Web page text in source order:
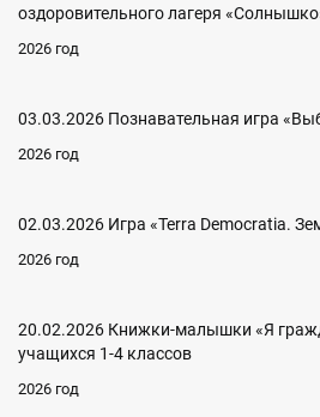
оздоровительного лагеря
2026 год
03.03.2026 Познавательная игра
2026 год
02.03.2026 Игра «Terra Democratia.
2026 год
20.02.2026 Книжки-малышки «Я
учащихся 1-4 классов
2026 год